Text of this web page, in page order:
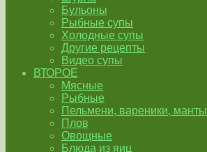
Бульоны
Рыбные супы
Холодные супы
Другие рецепты
Видео супы
ВТОРОЕ
Мясные
Рыбные
Пельмени, вареники, манты
Плов
Овощные
Блюда из яиц